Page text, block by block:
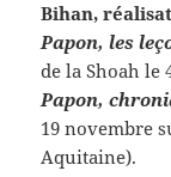
Bihan,
Papon, les
de la Shoah le
Papon, ch
19 novembre
Aquitaine).